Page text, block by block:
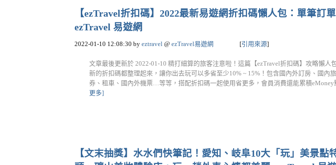
【ezTravel折扣碼】2022最新易遊網折扣碼懶人包：單筆訂
ezTravel 易遊網
2022-01-10 12:08:30 by eztravel @ ezTravel易遊網 [引用來源]
文章最後更新於 2022-01-10 精打細算的旅客注意啦！這篇【ezTravel折扣碼】攻略懶人
新的折扣碼都整理起來，讓你出去玩可以多省至少10% ~ 15%！包含國內外訂房、國內
券、租車、國內外機票…等等，搭配折扣碼一起使用省更多，會員消費還能累積eMoney
更多]
【文末抽獎】水水們快筆記！愛知、岐阜10大「玩」美景